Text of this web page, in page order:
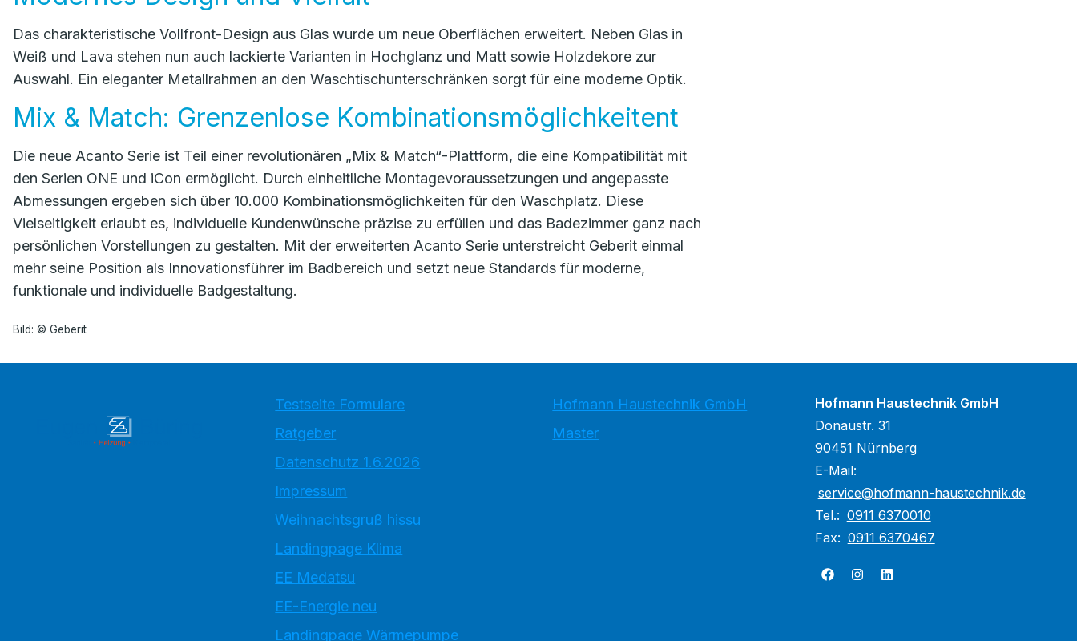
Das charakteristische Vollfront-Design aus Glas wurde um neue Oberflächen erweitert. Neben Glas in
Weiß und Lava stehen nun auch lackierte Varianten in Hochglanz und Matt sowie Holzdekore zur
Auswahl. Ein eleganter Metallrahmen an den Waschtischunterschränken sorgt für eine moderne Optik.
Mix & Match: Grenzenlose Kombinationsmöglichkeitent
Die neue Acanto Serie ist Teil einer revolutionären „Mix & Match“-Plattform, die eine Kompatibilität mit
den Serien ONE und iCon ermöglicht. Durch einheitliche Montagevoraussetzungen und angepasste
Abmessungen ergeben sich über 10.000 Kombinationsmöglichkeiten für den Waschplatz. Diese
Vielseitigkeit erlaubt es, individuelle Kundenwünsche präzise zu erfüllen und das Badezimmer ganz nach
persönlichen Vorstellungen zu gestalten. Mit der erweiterten Acanto Serie unterstreicht Geberit einmal
mehr seine Position als Innovationsführer im Badbereich und setzt neue Standards für moderne,
funktionale und individuelle Badgestaltung.
Bild: © Geberit
Testseite Formulare
Ratgeber
Datenschutz 1.6.2026
Impressum
Weihnachtsgruß hissu
Landingpage Klima
EE Medatsu
EE-Energie neu
Landingpage Wärmepumpe
Hofmann Haustechnik GmbH
Master
Hofmann Haustechnik GmbH
Donaustr. 31
90451 Nürnberg
E-Mail:
service@hofmann-haustechnik.de
Tel.: 0911 6370010
Fax: 0911 6370467